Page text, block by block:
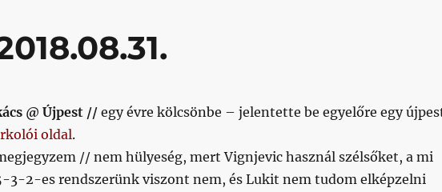
@ Újpest //egy évre kölcsönbe – jelentette be egyelőre egy
oldal.
// nem hülyeség, mert Vignjevic használ szélsőket, a mi
3-2-es rendszerünk viszont nem, és Lukit nem tudom elképzelni